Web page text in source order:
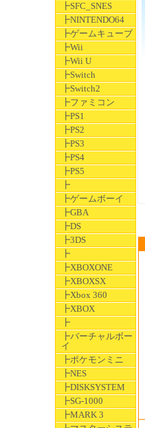
┣SFC_SNES
┣NINTENDO64
┣ゲームキューブ
┣Wii
┣Wii U
┣Switch
┣Switch2
┣ファミコン
┣PS1
┣PS2
┣PS3
┣PS4
┣PS5
┣
┣ゲームボーイ
┣GBA
┣DS
┣3DS
┣
┣XBOXONE
┣XBOXSX
┣Xbox 360
┣XBOX
┣
┣バーチャルボー
イ
┣ポケモンミニ
┣NES
┣DISKSYSTEM
┣SG-1000
┣MARK 3